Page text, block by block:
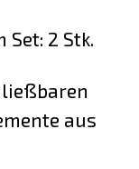
Set: 2 Stk.
aus